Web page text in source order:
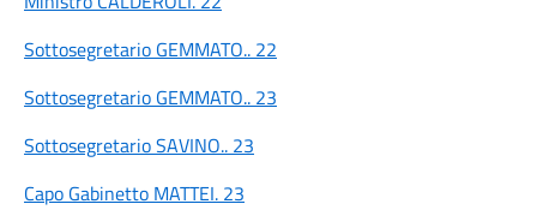
Sottosegretario GEMMATO.. 22
Sottosegretario GEMMATO.. 23
Sottosegretario SAVINO.. 23
Capo Gabinetto MATTEI. 23